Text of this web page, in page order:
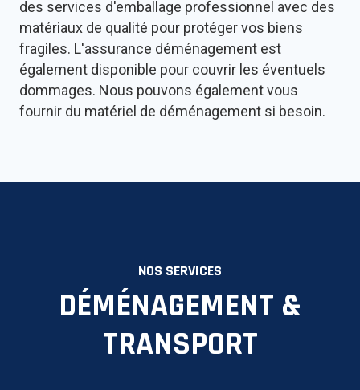
des services d'emballage professionnel avec des
matériaux de qualité pour protéger vos biens
fragiles. L'assurance déménagement est
également disponible pour couvrir les éventuels
dommages. Nous pouvons également vous
fournir du matériel de déménagement si besoin.
NOS SERVICES
DÉMÉNAGEMENT &
TRANSPORT